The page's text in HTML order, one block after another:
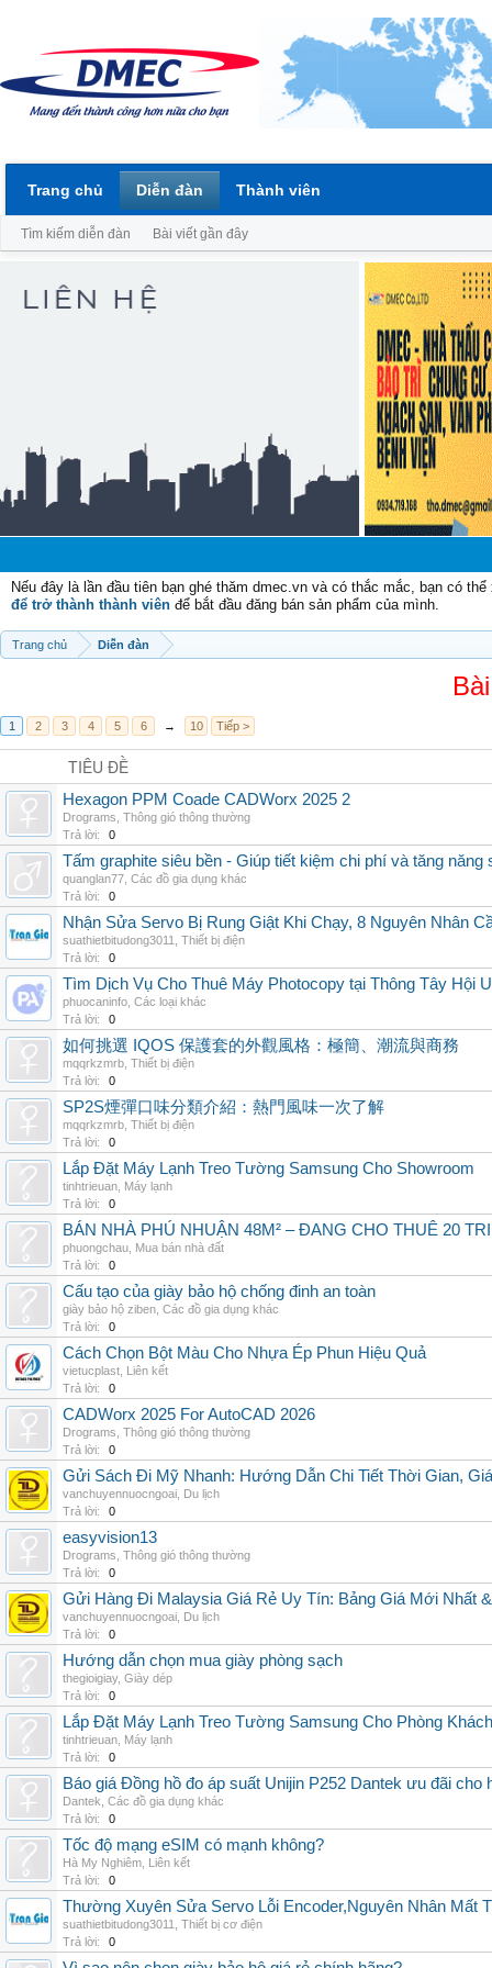
Nếu đây là lần đầu tiên bạn ghé thăm dmec.vn và có thắc mắc, bạn có
để trở thành thành viên để bắt đầu đăng bán sản phẩm của mình.
Trang chủ Diễn đàn
1 2 3 4 5 6 → 10 Tiếp >
TIÊU ĐỀ
Hexagon PPM Coade CADWorx 2025 2
Drograms Thông gió thông thường
Trả lời:
0
Tấm graphite siêu bền - Giúp tiết kiệm chi phí và tăng năng
quanglan77 Các đồ gia dụng khác
Trả lời:
0
Nhận Sửa Servo Bị Rung Giật Khi Chạy, 8 Nguyên Nhân
suathietbitudong3011
Thiết bị điện
Trả lời:
0
Tìm Dịch Vụ Cho Thuê Máy Photocopy tại Thông Tây Hội
phuocaninfo Các loại khác
Trả lời:
0
如何挑選 IQOS 保護套的外觀風格：極簡、潮流與商務
mqqrkzmrb Thiết bị điện
Trả lời:
0
SP2S煙彈口味分類介紹：熱門風味一次了解
mqqrkzmrb Thiết bị điện
Trả lời:
0
Lắp Đặt Máy Lạnh Treo Tường Samsung Cho Showroom
tinhtrieuan Máy lạnh
Trả lời:
0
BÁN NHÀ PHÚ NHUẬN 48M² – ĐANG CHO THUÊ 20
phuongchau Mua bán nhà đất
Trả lời:
0
Cấu tạo của giày bảo hộ chống đinh an toàn
giày bảo hộ ziben Các đồ gia dụng khác
Trả lời:
0
Cách Chọn Bột Màu Cho Nhựa Ép Phun Hiệu Quả
vietucplast Liên kết
Trả lời:
0
CADWorx 2025 For AutoCAD 2026
Drograms Thông gió thông thường
Trả lời:
0
Gửi Sách Đi Mỹ Nhanh: Hướng Dẫn Chi Tiết Thời Gian,
vanchuyennuocngoai Du lịch
Trả lời:
0
easyvision13
Drograms Thông gió thông thường
Trả lời:
0
Gửi Hàng Đi Malaysia Giá Rẻ Uy Tín: Bảng Giá Mới Nhất
vanchuyennuocngoai Du lịch
Trả lời:
0
Hướng dẫn chọn mua giày phòng sạch
thegioigiay, Giày dép
Trả lời:
0
Lắp Đặt Máy Lạnh Treo Tường Samsung Cho Phòng Khách
tinhtrieuan Máy lạnh
Trả lời:
0
Báo giá Đồng hồ đo áp suất Unijin P252 Dantek ưu đãi cho
Dantek Các đồ gia dụng khác
Trả lời:
0
Tốc độ mạng eSIM có mạnh không?
Hà My Nghiêm Liên kết
Trả lời:
0
Thường Xuyên Sửa Servo Lỗi Encoder,Nguyên Nhân Mất
suathietbitudong3011
Thiết bị cơ điện
Trả lời:
0
Trang chủ Diễn đàn
Tìm kiếm diễn đàn Bài viết gần đây
Thành viên